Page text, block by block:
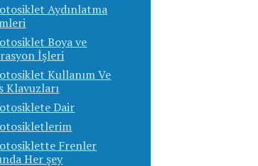
Aydınlatma
Boya ve
İşleri
Kullanım Ve
Klavuzları
Dair
Frenler
Her şey